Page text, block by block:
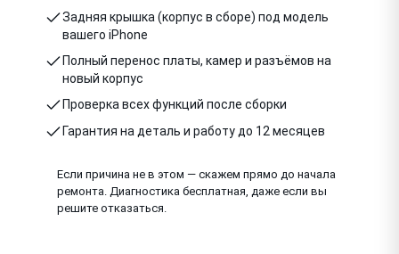
Задняя крышка (корпус в сборе) под модель
вашего iPhone
Полный перенос платы, камер и разъёмов на
новый корпус
Проверка всех функций после сборки
Гарантия на деталь и работу до 12 месяцев
Если причина не в этом — скажем прямо до начала
ремонта. Диагностика бесплатная, даже если вы
решите отказаться.